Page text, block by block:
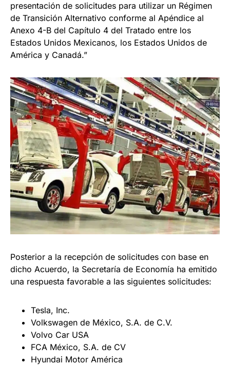
presentación de solicitudes para utilizar un Régimen
de Transición Alternativo conforme al Apéndice al
Anexo 4-B del Capítulo 4 del Tratado entre los
Estados Unidos Mexicanos, los Estados Unidos de
América y Canadá.”
Posterior a la recepción de solicitudes con base en
dicho Acuerdo, la Secretaría de Economía ha emitido
una respuesta favorable a las siguientes solicitudes:
Tesla, Inc.
Volkswagen de México, S.A. de C.V.
Volvo Car USA
FCA México, S.A. de CV
Hyundai Motor América